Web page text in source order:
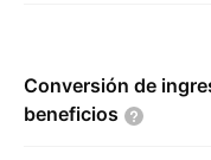
Conversión de
beneficios